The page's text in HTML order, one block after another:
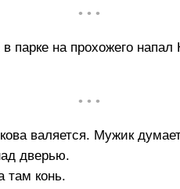
• • •
парке на прохожего
• • •
валяется. Мужик
дверью.
там конь.